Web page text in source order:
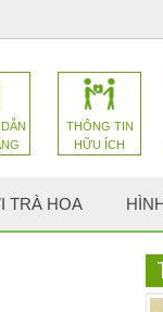
THÔNG TIN
HỮU ÍCH
TRÀ HOA